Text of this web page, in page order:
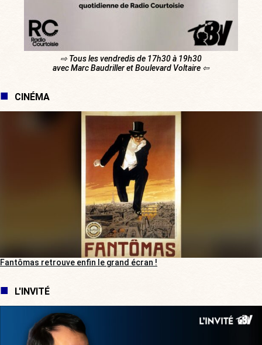
⇨ Tous les vendredis de 17h30 à 19h30
avec Marc Baudriller et Boulevard Voltaire ⇦
CINÉMA
Fantômas retrouve enfin le grand écran !
L'INVITÉ